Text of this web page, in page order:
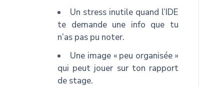
Un stress inutile quand l’IDE
te demande une info que tu
n’as pas pu noter.
Une image « peu organisée »
qui peut jouer sur ton rapport
de stage.